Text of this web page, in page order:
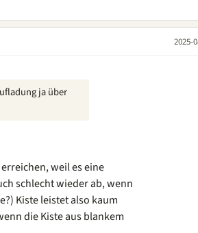
2025-
ja über
weil es eine
schlecht wieder ab, wenn
Kiste leistet also kaum
die Kiste aus blankem